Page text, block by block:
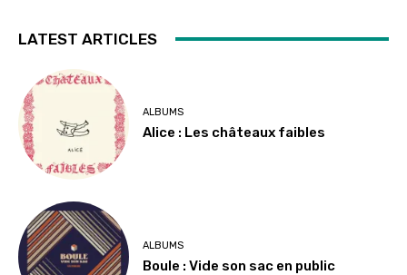
LATEST ARTICLES
ALBUMS
Alice : Les châteaux faibles
ALBUMS
Boule : Vide son sac en public